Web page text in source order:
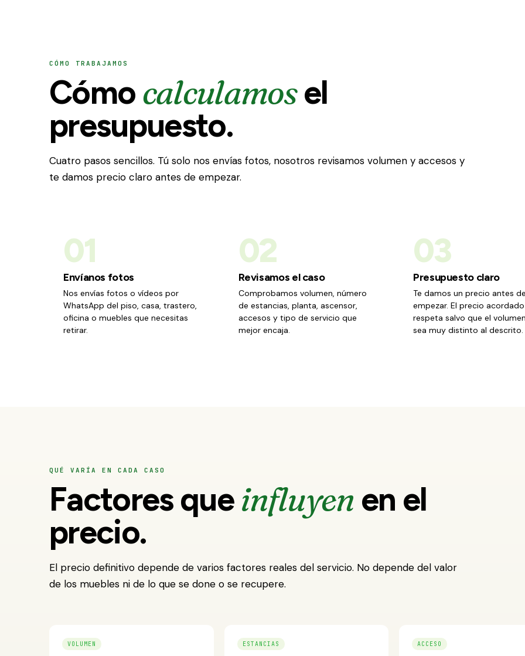
CÓMO TRABAJAMOS
Cómocalculamosel
presupuesto.
Cuatro pasos sencillos. Tú solo nos envías fotos, nosotros revisamos volumen y accesos y
te damos precio claro antes de empezar.
01
Envíanos fotos
Nos envías fotos o vídeos por
WhatsApp del piso, casa, trastero,
oficina o muebles que necesitas
retirar.
02
Revisamos el caso
Comprobamos volumen, número
de estancias, planta, ascensor,
accesos y tipo de servicio que
mejor encaja.
03
Presupuesto claro
Te damos un precio antes de
empezar. El precio
respeta salvo que el
sea muy distinto al descrito.
QUÉ VARÍA EN CADA CASO
Factores queinfluyen en el
precio.
El precio definitivo depende de varios factores reales del servicio. No depende del valor
de los muebles ni de lo que se done o se recupere.
VOLUMEN ESTANCIAS ACCESO